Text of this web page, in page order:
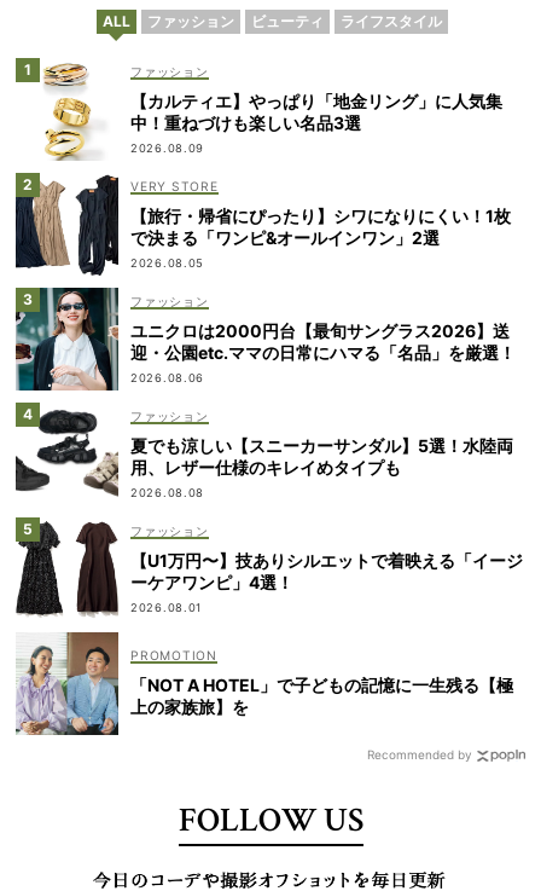
ALL ファッション ビューティ ライフスタイル
ファッション
【カルティエ】やっぱり「地金リング」に人気集
中！重ねづけも楽しい名品3選
2026.08.09
VERY STORE
【旅行・帰省にぴったり】シワになりにくい！1枚
で決まる「ワンピ&オールインワン」2選
2026.08.05
ファッション
ユニクロは2000円台【最旬サングラス2026】送
迎・公園etc.ママの日常にハマる「名品」を厳選！
2026.08.06
ファッション
夏でも涼しい【スニーカーサンダル】5選！水陸両
用、レザー仕様のキレイめタイプも
2026.08.08
ファッション
【U1万円〜】技ありシルエットで着映える「イージ
ーケアワンピ」4選！
2026.08.01
「NOT A HOTEL」で子どもの記憶に一生残る【極
上の家族旅】を
Recommended by
FOLLOW US